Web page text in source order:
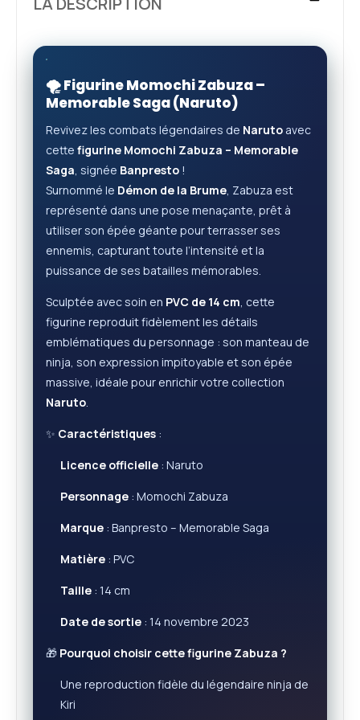
🌪️ Figurine Momochi Zabuza –
Memorable Saga (Naruto)
Revivez les combats légendaires de Naruto avec
cette figurine Momochi Zabuza – Memorable
Saga, signée Banpresto !
Surnommé le Démon de la Brume, Zabuza est
représenté dans une pose menaçante, prêt à
utiliser son épée géante pour terrasser ses
ennemis, capturant toute l’intensité et la
puissance de ses batailles mémorables.
Sculptée avec soin en PVC de 14 cm, cette
figurine reproduit fidèlement les détails
emblématiques du personnage : son manteau de
ninja, son expression impitoyable et son épée
massive, idéale pour enrichir votre collection
Naruto.
✨ Caractéristiques :
Licence officielle : Naruto
Personnage : Momochi Zabuza
Marque : Banpresto – Memorable Saga
Matière : PVC
Taille : 14 cm
Date de sortie : 14 novembre 2023
🎁 Pourquoi choisir cette figurine Zabuza ?
Une reproduction fidèle du légendaire ninja de
Kiri